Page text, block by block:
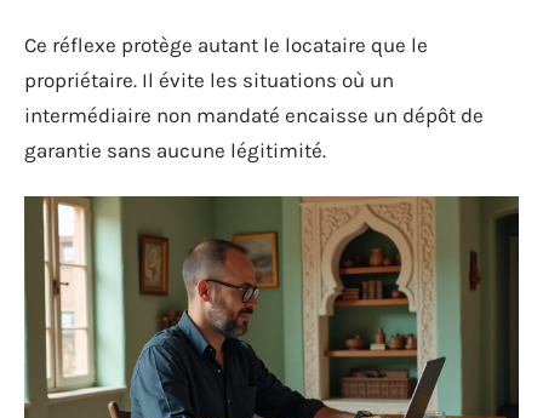
Ce réflexe protège autant le locataire que le
propriétaire. Il évite les situations où un
intermédiaire non mandaté encaisse un dépôt de
garantie sans aucune légitimité.